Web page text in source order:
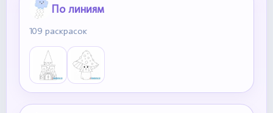
По линиям
109 раскрасок